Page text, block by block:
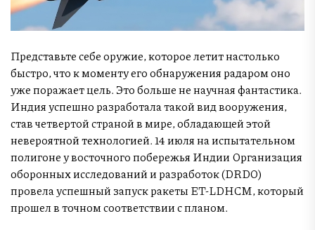
Представьте себе оружие, которое летит настолько
быстро, что к моменту его обнаружения радаром оно
уже поражает цель. Это больше не научная фантастика.
Индия успешно разработала такой вид вооружения,
став четвертой страной в мире, обладающей этой
невероятной технологией. 14 июля на испытательном
полигоне у восточного побережья Индии Организация
оборонных исследований и разработок (DRDO)
провела успешный запуск ракеты ET-LDHCM, который
прошел в точном соответствии с планом.